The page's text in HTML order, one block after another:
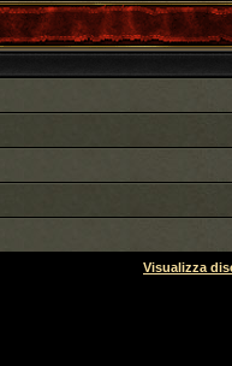
Visualizza